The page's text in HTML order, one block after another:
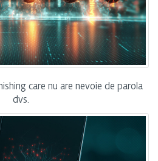
care nu are nevoie de parola
dvs.